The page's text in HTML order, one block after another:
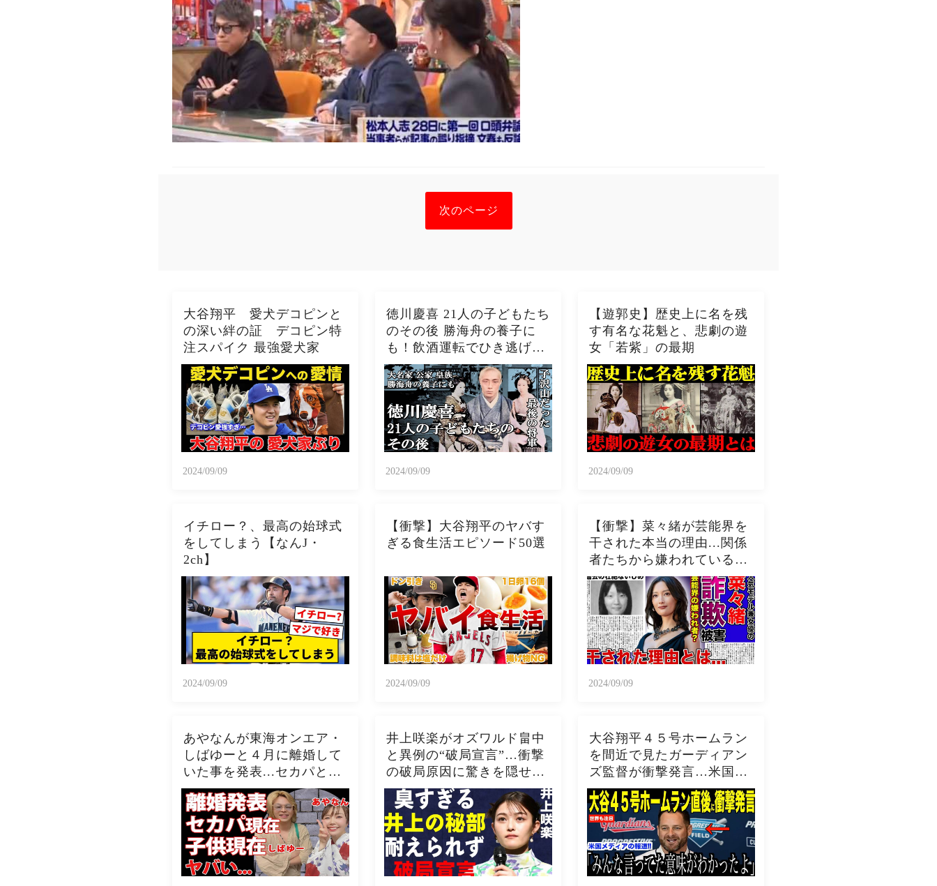
次のページ
大谷翔平 愛犬デコピンと
の深い絆の証 デコピン特
注スパイク 最強愛犬家
2024/09/09
徳川慶喜 21人の子どもたち
のその後 勝海舟の養子に
も！飲酒運転でひき逃げを
起こした子も！？
2024/09/09
【遊郭史】歴史上に名を残
す有名な花魁と、悲劇の遊
女「若紫」の最期
2024/09/09
イチロー？、最高の始球式
をしてしまう【なんJ・
2ch】
2024/09/09
【衝撃】大谷翔平のヤバす
ぎる食生活エピソード50選
2024/09/09
【衝撃】菜々緒が芸能界を
干された本当の理由...関係
者たちから嫌われている現
在の驚きを隠せない！！詐
欺被害にまで遭っている衝
撃の現在...過去の壮絶ない
じめに一同驚愕！！
2024/09/09
あやなんが東海オンエア・
しばゆーと４月に離婚して
いた事を発表...セカパとの
現在の関係に驚きを隠せな
い...『しばゆー＆あやな
ん』夫婦の精神崩壊した現
在がヤバい...
井上咲楽がオズワルド畠中
と異例の“破局宣言”…衝撃
の破局原因に驚きを隠せな
い…井上咲楽の介護生活の
真相
大谷翔平４５号ホームラン
を間近で見たガーディアン
ズ監督が衝撃発言…米国メ
ディアの取材で明らかとな
ったロバーツ監督の「５０-
５０」記録についてが話題
【海外の反応 MLBメジャ
ー 野球】